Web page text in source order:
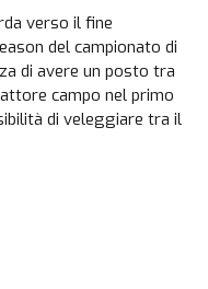
verso il fine
del campionato di
di avere un posto tra
campo nel primo
di veleggiare tra il